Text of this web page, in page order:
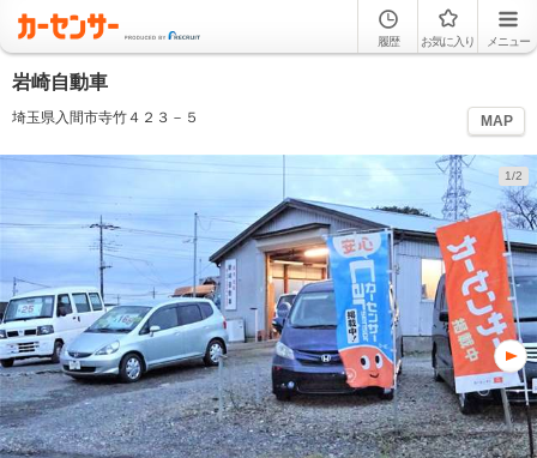
履歴 お気に入り メニュー
岩崎自動車
埼玉県入間市寺竹４２３－５ MAP
1/2